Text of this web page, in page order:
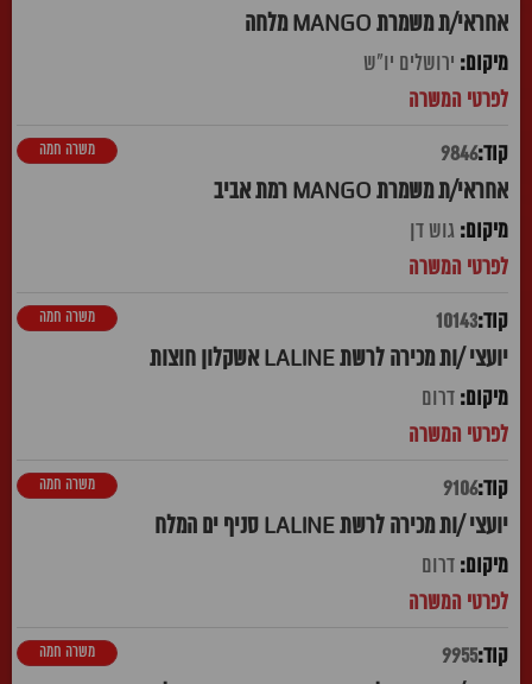
אחראי/ת משמרת MANGO מלחה
ירושלים יו"ש
9846
אחראי/ת משמרת MANGO רמת אביב
משרה חמה
גוש דן
10143
יועצי /ות מכירה לרשת LALINE אשקלון חוצות
משרה חמה
דרום
9106
יועצי /ות מכירה לרשת LALINE סניף ים המלח
משרה חמה
דרום
9955 משרה חמה